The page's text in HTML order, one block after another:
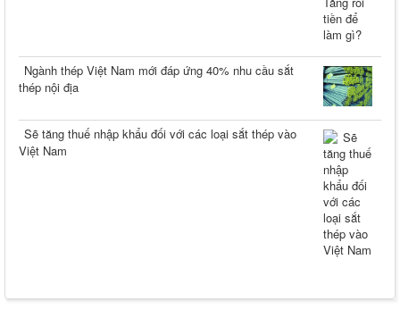
Ngành thép Việt Nam mới đáp ứng 40% nhu cầu sắt
thép nội địa
Sẽ tăng thuế nhập khẩu đối với các loại sắt thép vào
Việt Nam